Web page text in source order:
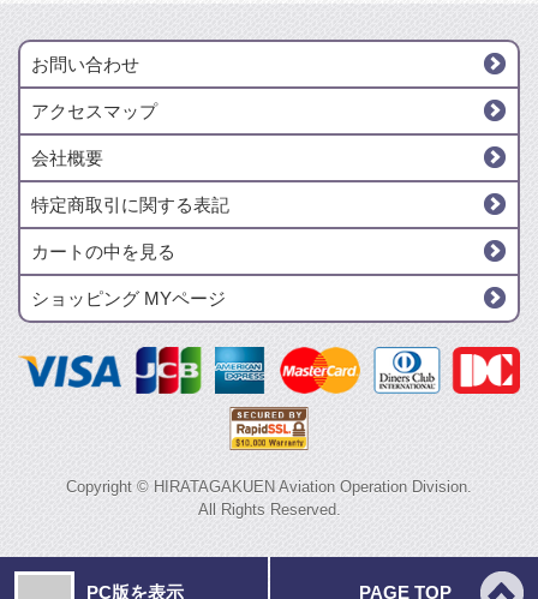
お問い合わせ
アクセスマップ
会社概要
特定商取引に関する表記
カートの中を見る
ショッピング MYページ
Copyright © HIRATAGAKUEN Aviation Operation Division.
All Rights Reserved.
PC版を表示 PAGE TOP